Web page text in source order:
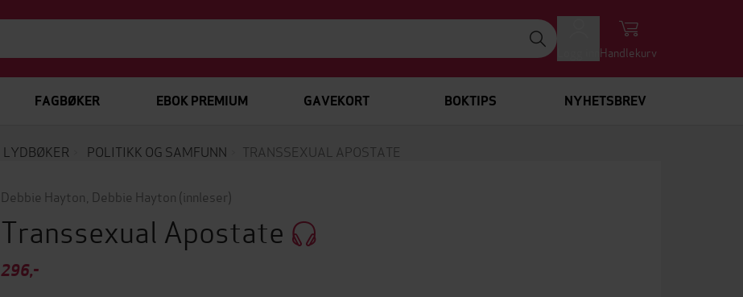
Handlekurv
FAGBØKER EBOK PREMIUM GAVEKORT BOKTIPS NYHETSBREV
LYDBØKER POLITIKK OG SAMFUNN TRANSSEXUAL APOSTATE
Debbie Hayton Debbie Hayton (innleser)
Transsexual Apostate
296,-